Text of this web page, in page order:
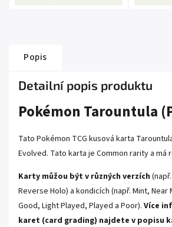
Popis
Detailní popis produktu
Pokémon Tarountula
Tato Pokémon TCG kusová karta
Evolved. Tato karta je Common rarity a má
Karty můžou být v různých verzích
Reverse Holo) a kondicích (např. Mint, Near
Good, Light Played, Played a Poor). Více
karet (card grading) najdete v popisu